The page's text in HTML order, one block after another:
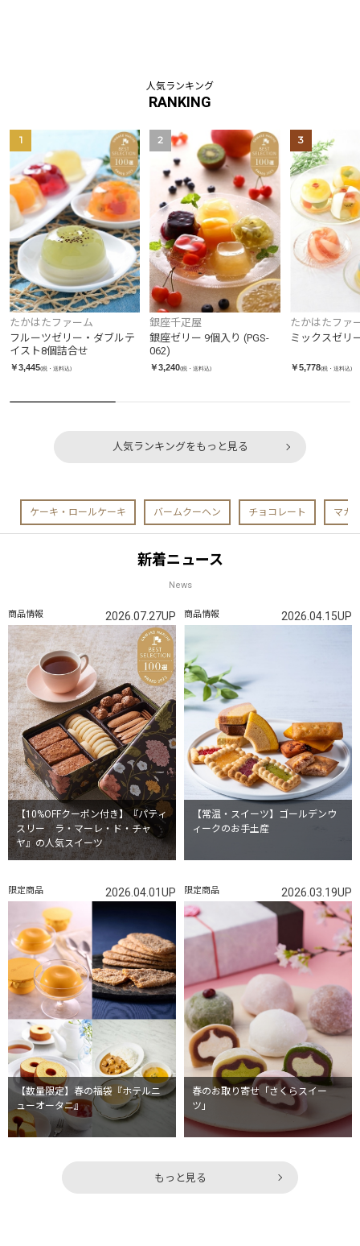
人気ランキング
RANKING
1
たかはたファーム
フルーツゼリー・ダブルテ
イスト8個詰合せ
￥3,445(税・送料込)
2
銀座千疋屋
銀座ゼリー 9個入り (PGS-
062)
￥3,240(税・送料込)
3
たかはたファ
ミックスゼリ
￥5,778(税・送料込)
人気ランキングをもっと見る
ケーキ・ロールケーキ バームクーヘン チョコレート マカ
新着ニュース
News
【10%OFFクーポン付き】『パティ
スリー ラ・マーレ・ド・チャ
ヤ』の人気スイーツ
商品情報 2026.07.27UP
【常温・スイーツ】ゴールデンウ
ィークのお手土産
商品情報 2026.04.15UP
【数量限定】春の福袋『ホテルニ
ューオータニ』
限定商品 2026.04.01UP
春のお取り寄せ「さくらスイー
ツ」
限定商品 2026.03.19UP
もっと見る